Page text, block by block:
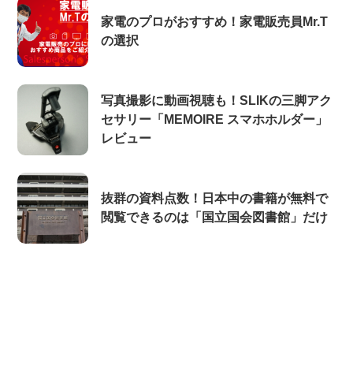
家電のプロがおすすめ！家電販売員Mr.T
の選択
写真撮影に動画視聴も！SLIKの三脚アク
セサリー「MEMOIRE スマホホルダー」
レビュー
抜群の資料点数！日本中の書籍が無料で
閲覧できるのは「国立国会図書館」だけ